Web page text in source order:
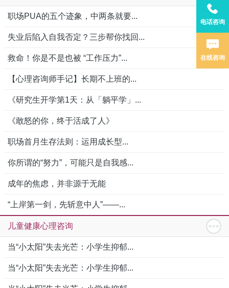
职场PUA的五个迹象，中两条就要...
失业后陷入自我否定？三步帮你找回...
救命！你是不是也被 “工作压力”...
【心理咨询师手记】长期不上班的...
《研究生开学第1天：从「躺平学」...
《敢怒的你，终于活成了人》
职场首月生存法则：运用成长型...
你所谓的“努力”，可能只是自我感...
成年的焦虑，并非源于无能
“上岸第一剑，先斩意中人”——...
儿童健康心理咨询
当“小太阳”失去光芒：小学生抑郁...
当“小太阳”失去光芒：小学生抑郁...
电话咨询
在线咨询